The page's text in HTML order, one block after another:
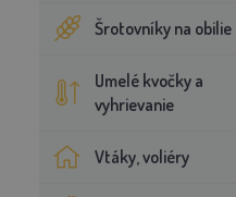
Šrotovníky na obilie
Umelé kvočky a
vyhrievanie
Vtáky, voliéry